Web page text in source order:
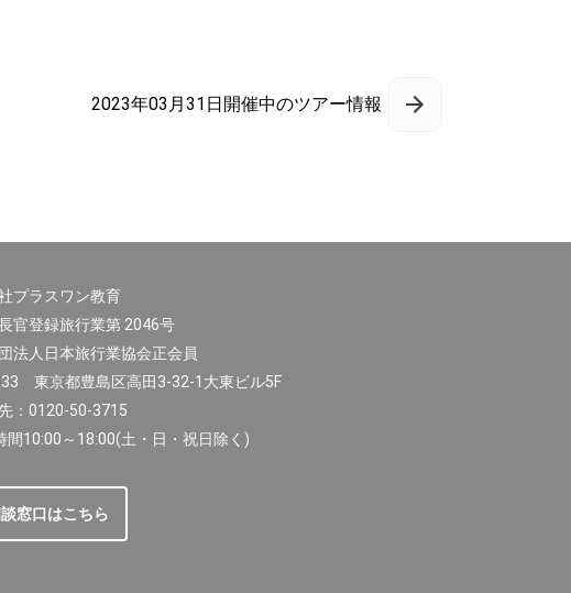
2023年03月31日開催中のツアー情報
プラスワン教育
官登録旅行業第 2046号
法人日本旅行業協会正会員
東京都豊島区高田3-32-1大東ビル5F
：0120-50-3715
間10:00～18:00(土・日・祝日除く)
窓口はこちら